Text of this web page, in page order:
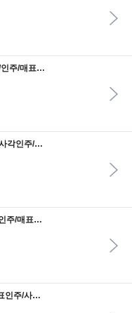
매표 특수모루도인주 NO.100/인주/매표인주/사각인주/도장/고무인/스탬프/인장함/휴대용인주/매표화학
매표 인주기름/인주/매표인주/사각인주/도장/고무인/스탬프/인장함/휴대용인주/매표화학
매표 원터치인주NO.100 (대) 인주/매표인주/사각인주/도장/고무인/스탬프/인장함/휴대용인주/매표화학
매표 스탬프패드잉크/인주/매표인주/사각인주/도장/고무인/스탬프/인장함/휴대용인주/매표화학